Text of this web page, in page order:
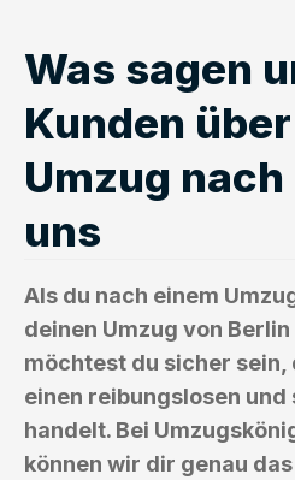
Was sagen
Kunden
Umzug
uns
Als du nach einem
deinen Umzug von
möchtest du sicher sein,
einen reibungslosen
handelt. Bei
können wir dir genau